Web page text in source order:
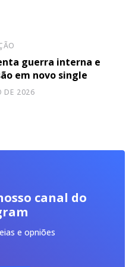
guerra interna e
em novo single
DE 2026
canal do
e opniões